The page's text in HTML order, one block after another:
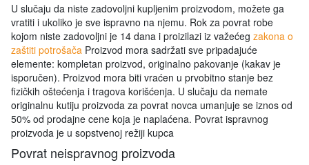
U slučaju da niste zadovoljni kupljenim proizvodom, možete ga
vratiti i ukoliko je sve ispravno na njemu. Rok za povrat robe
kojom niste zadovoljni je 14 dana i proizilazi iz važećeg zakona o
zaštiti potrošača Proizvod mora sadržati sve pripadajuće
elemente: kompletan proizvod, originalno pakovanje (kakav je
isporučen). Proizvod mora biti vraćen u prvobitno stanje bez
fizičkih oštećenja i tragova korišćenja. U slučaju da nemate
originalnu kutiju proizvoda za povrat novca umanjuje se iznos od
50% od prodajne cene koja je naplaćena. Povrat ispravnog
proizvoda je u sopstvenoj režiji kupca
Povrat neispravnog proizvoda